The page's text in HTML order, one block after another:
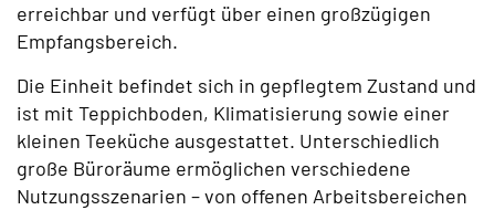
erreichbar und verfügt über einen großzügigen
Empfangsbereich.
Die Einheit befindet sich in gepflegtem Zustand und
ist mit Teppichboden, Klimatisierung sowie einer
kleinen Teeküche ausgestattet. Unterschiedlich
große Büroräume ermöglichen verschiedene
Nutzungsszenarien – von offenen Arbeitsbereichen